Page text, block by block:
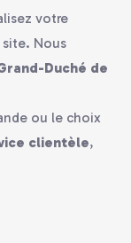
votre
Nous
Duché de
ou le choix
clientèle,